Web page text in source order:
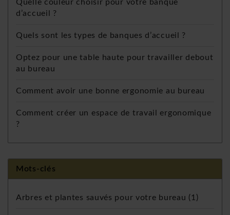
Quelle couleur choisir pour votre banque
d’accueil ?
Quels sont les types de banques d’accueil ?
Optez pour une table haute pour travailler debout
au bureau
Comment avoir une bonne ergonomie au bureau
Comment créer un espace de travail ergonomique
?
Mots-clés
Arbres et plantes sauvés pour votre bureau (1)